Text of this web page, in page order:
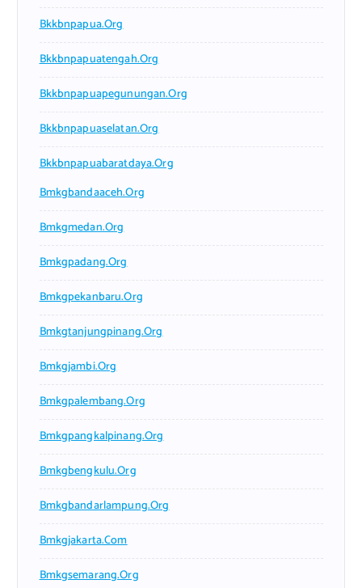
Bkkbnpapua.org
Bkkbnpapuatengah.org
Bkkbnpapuapegunungan.org
Bkkbnpapuaselatan.org
Bkkbnpapuabaratdaya.org
Bmkgbandaaceh.org
Bmkgmedan.org
Bmkgpadang.org
Bmkgpekanbaru.org
Bmkgtanjungpinang.org
Bmkgjambi.org
Bmkgpalembang.org
Bmkgpangkalpinang.org
Bmkgbengkulu.org
Bmkgbandarlampung.org
Bmkgjakarta.com
Bmkgsemarang.org